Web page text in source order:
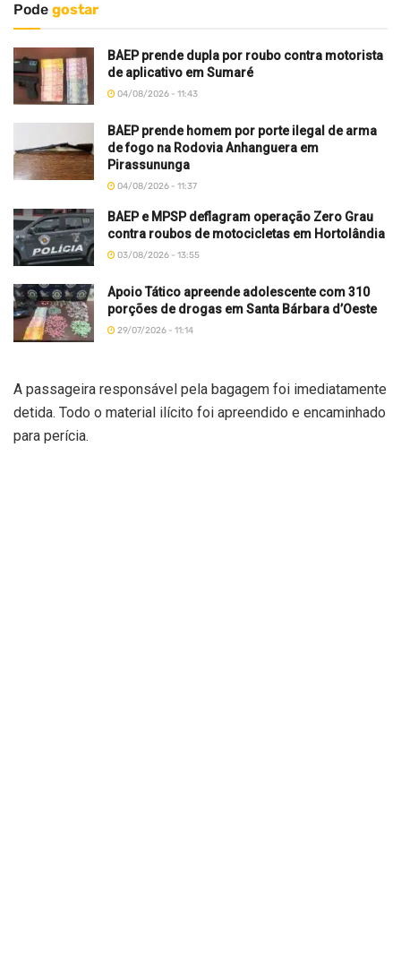
Pode gostar
BAEP prende dupla por roubo contra motorista
de aplicativo em Sumaré
04/08/2026 - 11:43
BAEP prende homem por porte ilegal de arma
de fogo na Rodovia Anhanguera em
Pirassununga
04/08/2026 - 11:37
BAEP e MPSP deflagram operação Zero Grau
contra roubos de motocicletas em Hortolândia
03/08/2026 - 13:55
Apoio Tático apreende adolescente com 310
porções de drogas em Santa Bárbara d’Oeste
29/07/2026 - 11:14
A passageira responsável pela bagagem foi imediatamente
detida. Todo o material ilícito foi apreendido e encaminhado
para perícia.